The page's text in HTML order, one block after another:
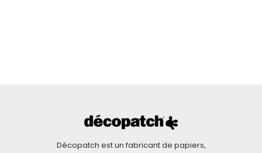
Décopatch est un fabricant de papiers,